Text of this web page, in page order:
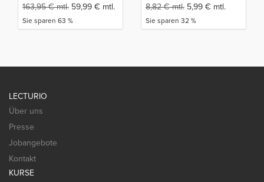
163,95€mtl. 59,99 € mtl.
Sie sparen 63 %
8,82€mtl. 5,99 € mtl.
Sie sparen 32 %
LECTURIO
Über uns
Presse
Jobangebote
Kontakt
KURSE